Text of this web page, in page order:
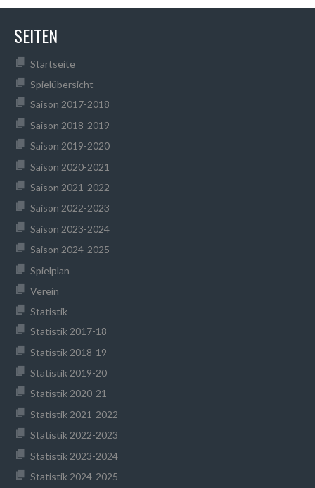
SEITEN
Startseite
Spielübersicht
Saison 2017-2018
Saison 2018-2019
Saison 2019-2020
Saison 2020-2021
Saison 2021-2022
Saison 2022-2023
Saison 2023-2024
Saison 2024-2025
Spielplan
Verein
Statistik
Statistik 2017-18
Statistik 2018-19
Statistik 2019-20
Statistik 2020-21
Statistik 2021-2022
Statistik 2022-2023
Statistik 2023-2024
Statistik 2024-2025